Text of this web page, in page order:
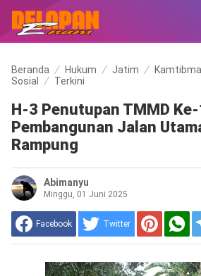
Beranda Hukum Jatim
Sosial
Terkini
H-3 Penutupan TMMD Ke-
Pembangunan Jalan
Rampung
Abimanyu
Minggu, 01 Juni 2025
Facebook Twitter